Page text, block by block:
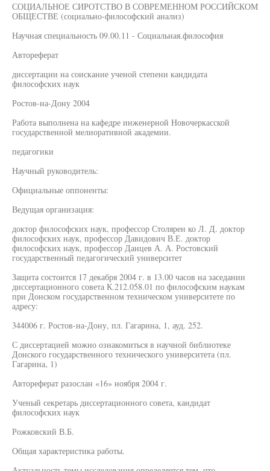
СОЦИАЛЬНОЕ СИРОТСТВО В СОВРЕМЕННОМ РОССИЙСКОМ
ОБЩЕСТВЕ (социально-философский анализ)
Научная специальность 09.00.11 - Социальная.философия
Автореферат
диссертации на соискание ученой степени кандидата
философских наук
Ростов-на-Дону 2004
Работа выполнена на кафедре инженерной Новочеркасской
государственной мелиоративной академии.
педагогики
Научный руководитель:
Официальные оппоненты:
Ведущая организация:
доктор философских наук, профессор Столярен ко Л. Д. доктор
философских наук, профессор Давидович В.Е. доктор
философских наук, профессор Данцев А. А. Ростовский
государственный педагогический университет
Защита состоится 17 декабря 2004 г. в 13.00 часов на заседании
диссертационного совета К.212.058.01 по философским наукам
при Донском государственном техническом университете по
адресу:
344006 г. Ростов-на-Дону, пл. Гагарина, 1, ауд. 252.
С диссертацией можно ознакомиться в научной библиотеке
Донского государственного технического университета (пл.
Гагарина, 1)
Автореферат разослан «16» ноября 2004 г.
Ученый секретарь диссертационного совета, кандидат
философских наук
Рожковский В.Б.
Общая характеристика работы.